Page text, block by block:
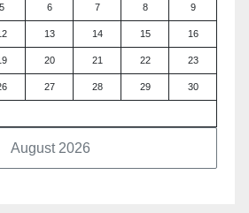
August 2026
5 6 7 8 9
13 14 15 16
20 21 22 23
27 28 29 30